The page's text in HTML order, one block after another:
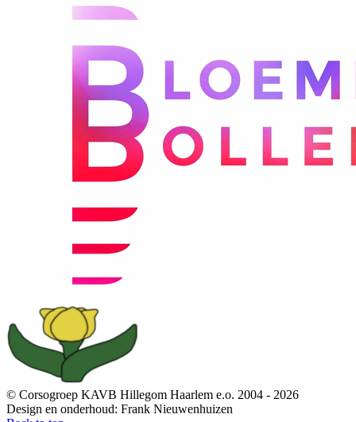
© Corsogroep KAVB Hillegom Haarlem e.o. 2004 - 2026
Design en onderhoud: Frank Nieuwenhuizen